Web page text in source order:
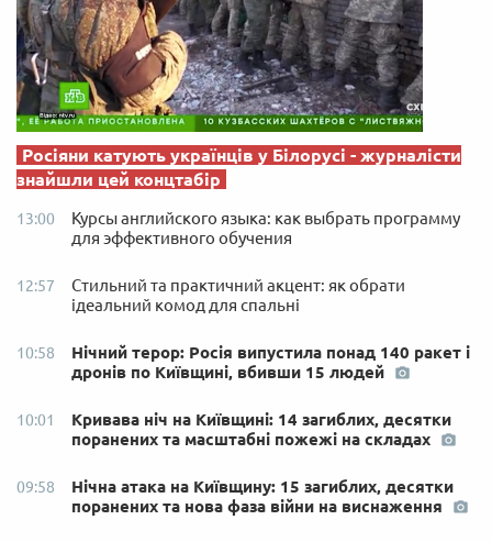
Росіяни катують українців у Білорусі - журналісти
знайшли цей концтабір
13:00
Курсы английского языка: как выбрать программу
для эффективного обучения
12:57
Стильний та практичний акцент: як обрати
ідеальний комод для спальні
10:58
Нічний терор: Росія випустила понад 140 ракет і
дронів по Київщині, вбивши 15 людей
10:01
Кривава ніч на Київщині: 14 загиблих, десятки
поранених та масштабні пожежі на складах
09:58
Нічна атака на Київщину: 15 загиблих, десятки
поранених та нова фаза війни на виснаження